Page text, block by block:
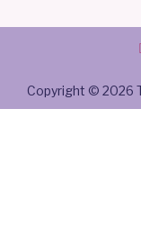
Copyright © 2026